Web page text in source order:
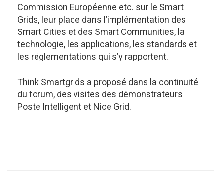
Commission Européenne etc. sur le Smart
Grids, leur place dans l’implémentation des
Smart Cities et des Smart Communities, la
technologie, les applications, les standards et
les réglementations qui s’y rapportent.
Think Smartgrids a proposé dans la continuité
du forum, des visites des démonstrateurs
Poste Intelligent et Nice Grid.